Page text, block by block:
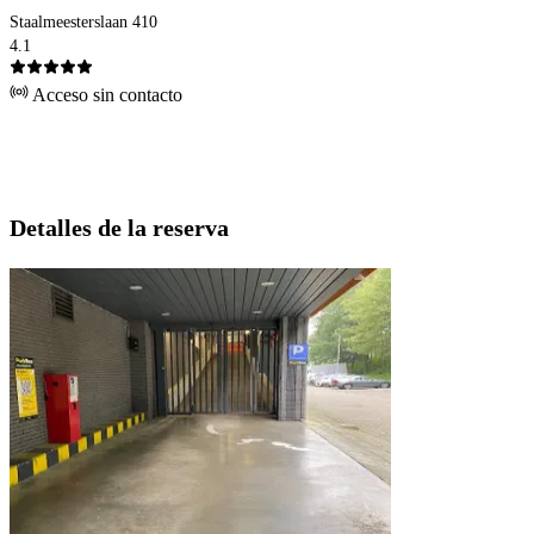
Staalmeesterslaan 410
4.1
Acceso sin contacto
Detalles de la reserva